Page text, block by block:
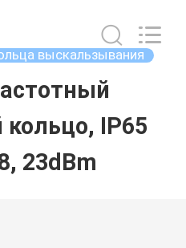
выскальзывания
IP65
23dBm